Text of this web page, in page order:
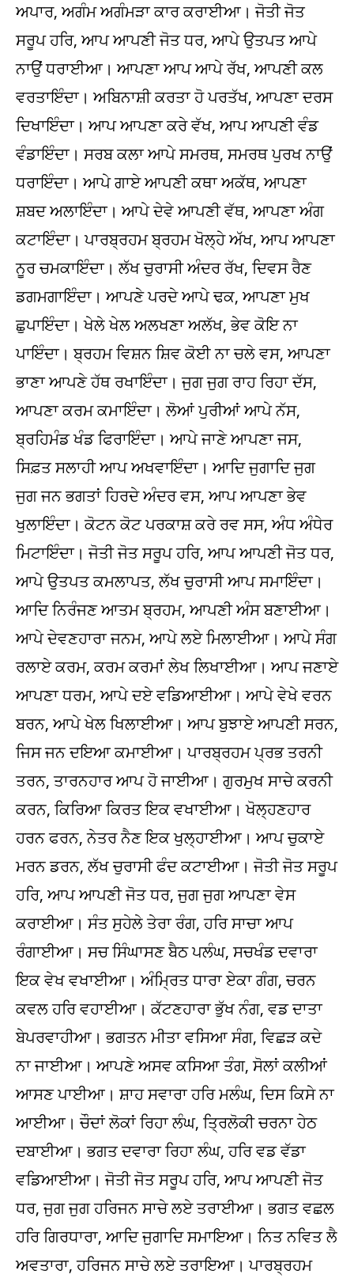
ਅਪਾਰ, ਅਗੰਮ ਅਗੰਮੜਾ ਕਾਰ ਕਰਾਈਆ। ਜੋਤੀ ਜੋਤ
ਸਰੂਪ ਹਰਿ, ਆਪ ਆਪਣੀ ਜੋਤ ਧਰ, ਆਪੇ ਉਤਪਤ ਆਪੇ
ਨਾਉਂ ਧਰਾਈਆ। ਆਪਣਾ ਆਪ ਆਪੇ ਰੱਖ, ਆਪਣੀ ਕਲ
ਵਰਤਾਇੰਦਾ। ਅਬਿਨਾਸ਼ੀ ਕਰਤਾ ਹੋ ਪਰਤੱਖ, ਆਪਣਾ ਦਰਸ
ਦਿਖਾਇੰਦਾ। ਆਪ ਆਪਣਾ ਕਰੇ ਵੱਖ, ਆਪ ਆਪਣੀ ਵੰਡ
ਵੰਡਾਇੰਦਾ। ਸਰਬ ਕਲਾ ਆਪੇ ਸਮਰਥ, ਸਮਰਥ ਪੁਰਖ ਨਾਉਂ
ਧਰਾਇੰਦਾ। ਆਪੇ ਗਾਏ ਆਪਣੀ ਕਥਾ ਅਕੱਥ, ਆਪਣਾ
ਸ਼ਬਦ ਅਲਾਇੰਦਾ। ਆਪੇ ਦੇਵੇ ਆਪਣੀ ਵੱਥ, ਆਪਣਾ ਅੰਗ
ਕਟਾਇੰਦਾ। ਪਾਰਬ੍ਰਹਮ ਬ੍ਰਹਮ ਖੋਲ੍ਹੇ ਅੱਖ, ਆਪ ਆਪਣਾ
ਨੂਰ ਚਮਕਾਇੰਦਾ। ਲੱਖ ਚੁਰਾਸੀ ਅੰਦਰ ਰੱਖ, ਦਿਵਸ ਰੈਣ
ਡਗਮਗਾਇੰਦਾ। ਆਪਣੇ ਪਰਦੇ ਆਪੇ ਢਕ, ਆਪਣਾ ਮੁਖ
ਛੁਪਾਇੰਦਾ। ਖੇਲੇ ਖੇਲ ਅਲਖਣਾ ਅਲੱਖ, ਭੇਵ ਕੋਇ ਨਾ
ਪਾਇੰਦਾ। ਬ੍ਰਹਮ ਵਿਸ਼ਨ ਸ਼ਿਵ ਕੋਈ ਨਾ ਚਲੇ ਵਸ, ਆਪਣਾ
ਭਾਣਾ ਆਪਣੇ ਹੱਥ ਰਖਾਇੰਦਾ। ਜੁਗ ਜੁਗ ਰਾਹ ਰਿਹਾ ਦੱਸ,
ਆਪਣਾ ਕਰਮ ਕਮਾਇੰਦਾ। ਲੋਆਂ ਪੁਰੀਆਂ ਆਪੇ ਨੱਸ,
ਬ੍ਰਹਿਮੰਡ ਖੰਡ ਫਿਰਾਇੰਦਾ। ਆਪੇ ਜਾਣੇ ਆਪਣਾ ਜਸ,
ਸਿਫ਼ਤ ਸਲਾਹੀ ਆਪ ਅਖਵਾਇੰਦਾ। ਆਦਿ ਜੁਗਾਦਿ ਜੁਗ
ਜੁਗ ਜਨ ਭਗਤਾਂ ਹਿਰਦੇ ਅੰਦਰ ਵਸ, ਆਪ ਆਪਣਾ ਭੇਵ
ਖੁਲਾਇੰਦਾ। ਕੋਟਨ ਕੋਟ ਪਰਕਾਸ਼ ਕਰੇ ਰਵ ਸਸ, ਅੰਧ ਅੰਧੇਰ
ਮਿਟਾਇੰਦਾ। ਜੋਤੀ ਜੋਤ ਸਰੂਪ ਹਰਿ, ਆਪ ਆਪਣੀ ਜੋਤ ਧਰ,
ਆਪੇ ਉਤਪਤ ਕਮਲਾਪਤ, ਲੱਖ ਚੁਰਾਸੀ ਆਪ ਸਮਾਇੰਦਾ।
ਆਦਿ ਨਿਰੰਜਣ ਆਤਮ ਬ੍ਰਹਮ, ਆਪਣੀ ਅੰਸ ਬਣਾਈਆ।
ਆਪੇ ਦੇਵਣਹਾਰਾ ਜਨਮ, ਆਪੇ ਲਏ ਮਿਲਾਈਆ। ਆਪੇ ਸੰਗ
ਰਲਾਏ ਕਰਮ, ਕਰਮ ਕਰਮਾਂ ਲੇਖ ਲਿਖਾਈਆ। ਆਪ ਜਣਾਏ
ਆਪਣਾ ਧਰਮ, ਆਪੇ ਦਏ ਵਡਿਆਈਆ। ਆਪੇ ਵੇਖੇ ਵਰਨ
ਬਰਨ, ਆਪੇ ਖੇਲ ਖਿਲਾਈਆ। ਆਪ ਬੁਝਾਏ ਆਪਣੀ ਸਰਨ,
ਜਿਸ ਜਨ ਦਇਆ ਕਮਾਈਆ। ਪਾਰਬ੍ਰਹਮ ਪ੍ਰਭ ਤਰਨੀ
ਤਰਨ, ਤਾਰਨਹਾਰ ਆਪ ਹੋ ਜਾਈਆ। ਗੁਰਮੁਖ ਸਾਚੇ ਕਰਨੀ
ਕਰਨ, ਕਿਰਿਆ ਕਿਰਤ ਇਕ ਵਖਾਈਆ। ਖੋਲ੍ਹਣਹਾਰ
ਹਰਨ ਫਰਨ, ਨੇਤਰ ਨੈਣ ਇਕ ਖੁਲ੍ਹਾਈਆ। ਆਪ ਚੁਕਾਏ
ਮਰਨ ਡਰਨ, ਲੱਖ ਚੁਰਾਸੀ ਫੰਦ ਕਟਾਈਆ। ਜੋਤੀ ਜੋਤ ਸਰੂਪ
ਹਰਿ, ਆਪ ਆਪਣੀ ਜੋਤ ਧਰ, ਜੁਗ ਜੁਗ ਆਪਣਾ ਵੇਸ
ਕਰਾਈਆ। ਸੰਤ ਸੁਹੇਲੇ ਤੇਰਾ ਰੰਗ, ਹਰਿ ਸਾਚਾ ਆਪ
ਰੰਗਾਈਆ। ਸਚ ਸਿੰਘਾਸਣ ਬੈਠ ਪਲੰਘ, ਸਚਖੰਡ ਦਵਾਰਾ
ਇਕ ਵੇਖ ਵਖਾਈਆ। ਅੰਮ੍ਰਿਤ ਧਾਰਾ ਏਕਾ ਗੰਗ, ਚਰਨ
ਕਵਲ ਹਰਿ ਵਹਾਈਆ। ਕੱਟਣਹਾਰਾ ਭੁੱਖ ਨੰਗ, ਵਡ ਦਾਤਾ
ਬੇਪਰਵਾਹੀਆ। ਭਗਤਨ ਮੀਤਾ ਵਸਿਆ ਸੰਗ, ਵਿਛੜ ਕਦੇ
ਨਾ ਜਾਈਆ। ਆਪਣੇ ਅਸਵ ਕਸਿਆ ਤੰਗ, ਸੋਲਾਂ ਕਲੀਆਂ
ਆਸਣ ਪਾਈਆ। ਸ਼ਾਹ ਸਵਾਰਾ ਹਰਿ ਮਲੰਘ, ਦਿਸ ਕਿਸੇ ਨਾ
ਆਈਆ। ਚੌਦਾਂ ਲੋਕਾਂ ਰਿਹਾ ਲੰਘ, ਤ੍ਰਿਲੋਕੀ ਚਰਨਾ ਹੇਠ
ਦਬਾਈਆ। ਭਗਤ ਦਵਾਰਾ ਰਿਹਾ ਲੰਘ, ਹਰਿ ਵਡ ਵੱਡਾ
ਵਡਿਆਈਆ। ਜੋਤੀ ਜੋਤ ਸਰੂਪ ਹਰਿ, ਆਪ ਆਪਣੀ ਜੋਤ
ਧਰ, ਜੁਗ ਜੁਗ ਹਰਿਜਨ ਸਾਚੇ ਲਏ ਤਰਾਈਆ। ਭਗਤ ਵਛਲ
ਹਰਿ ਗਿਰਧਾਰਾ, ਆਦਿ ਜੁਗਾਦਿ ਸਮਾਇਆ। ਨਿਤ ਨਵਿਤ ਲੈ
ਅਵਤਾਰਾ, ਹਰਿਜਨ ਸਾਚੇ ਲਏ ਤਰਾਇਆ। ਪਾਰਬ੍ਰਹਮ